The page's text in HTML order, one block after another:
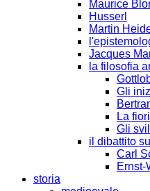
Maurice
Husserl
Martin
Jacques
la filosofia
Gli
La
Gli
il dibattito
Carl
Ernst-
storia